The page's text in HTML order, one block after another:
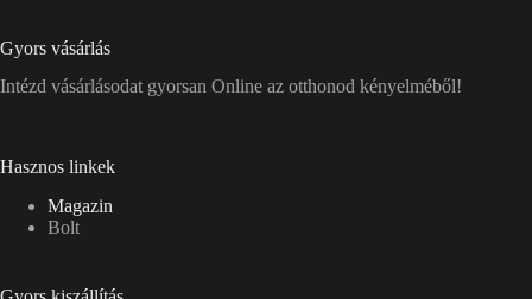
Gyors vásárlás
Intézd vásárlásodat gyorsan Online az otthonod kényelméből!
Hasznos linkek
Magazin
Bolt